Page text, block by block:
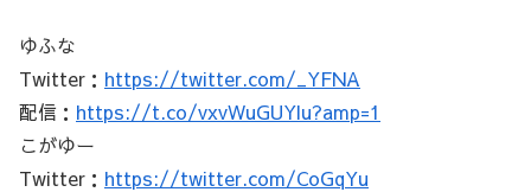
ゆふな
Twitter： https://twitter.com/_YFNA
配信： https://t.co/vxvWuGUYlu?amp=1
こがゆー
Twitter： https://twitter.com/CoGqYu